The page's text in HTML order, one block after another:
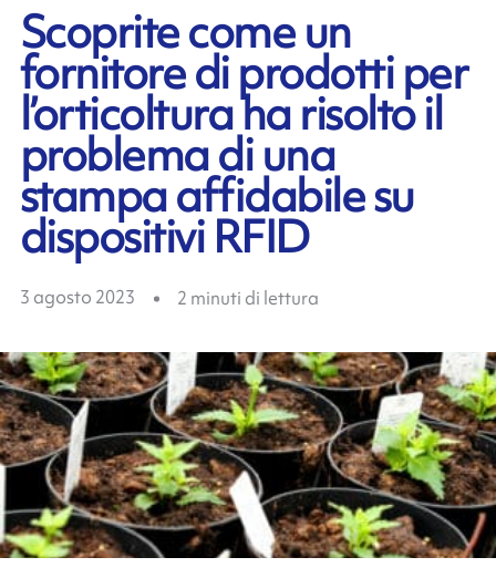
Scoprite come un
fornitore di prodotti per
l’orticoltura ha risolto il
problema di una
stampa affidabile su
dispositivi RFID
3 agosto 2023 2 minuti di lettura